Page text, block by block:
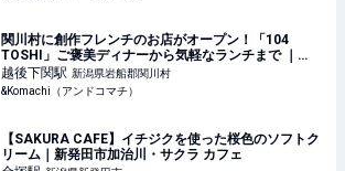
関川村に創作フレンチのお店がオープン！「104
TOSHI」ご褒美ディナーから気軽なランチまで ｜
&Komachi
越後下関駅 新潟県岩船郡関川村
&Komachi（アンドコマチ）
【SAKURA CAFE】イチジクを使った桜色のソフトク
リーム｜新発田市加治川・サクラ カフェ